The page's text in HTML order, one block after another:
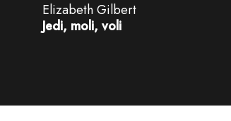
Elizabeth Gilbert
Jedi, moli, voli